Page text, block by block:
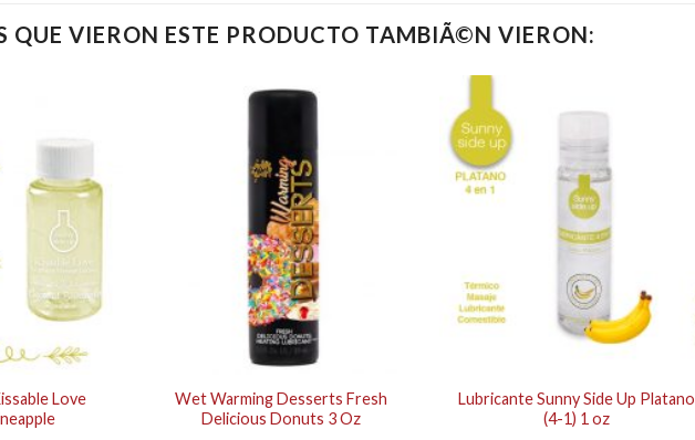
QUE VIERON ESTE PRODUCTO TAMBIÃ©N VIERON:
Love
Wet Warming Desserts Fresh
Delicious Donuts 3 Oz
Lubricante Sunny Side Up Platano
(4-1) 1 oz